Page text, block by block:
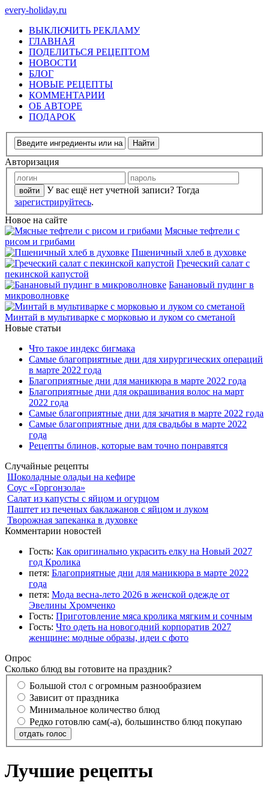
every-holiday.ru
ВЫКЛЮЧИТЬ РЕКЛАМУ
ГЛАВНАЯ
ПОДЕЛИТЬСЯ РЕЦЕПТОМ
НОВОСТИ
БЛОГ
НОВЫЕ РЕЦЕПТЫ
КОММЕНТАРИИ
ОБ АВТОРЕ
ПОДАРОК
Авторизация
У вас ещё нет учетной записи? Тогда
зарегистрируйтесь.
Новое на сайте
Мясные тефтели с
рисом и грибами
Пшеничный хлеб в духовке
Греческий салат с
пекинской капустой
Банановый пудинг в
микроволновке
Минтай в мультиварке с морковью и луком со сметаной
Новые статьи
Что такое индекс бигмака
Самые благоприятные дни для хирургических операций
в марте 2022 года
Благоприятные дни для маникюра в марте 2022 года
Благоприятные дни для окрашивания волос на март
2022 года
Самые благоприятные дни для зачатия в марте 2022 года
Самые благоприятные дни для свадьбы в марте 2022
года
Рецепты блинов, которые вам точно понравятся
Случайные рецепты
Шоколадные оладьи на кефире
Соус «Горгонзола»
Салат из капусты с яйцом и огурцом
Паштет из печеных баклажанов с яйцом и луком
Творожная запеканка в духовке
Комментарии новостей
Гость: Как оригинально украсить елку на Новый 2027
год Кролика
петя: Благоприятные дни для маникюра в марте 2022
года
петя: Мода весна-лето 2026 в женской одежде от
Эвелины Хромченко
Гость: Приготовление мяса кролика мягким и сочным
Гость: Что одеть на новогодний корпоратив 2027
женщине: модные образы, идеи с фото
Опрос
Сколько блюд вы готовите на праздник?
Большой стол с огромным разнообразием
Зависит от праздника
Минимальное количество блюд
Редко готовлю сам(-а), большинство блюд покупаю
отдать голос
Лучшие рецепты